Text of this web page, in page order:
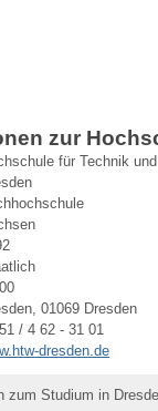
zur
für Technik
01069 Dresden
/ 4 62 - 31 01
dresden.de
zum Studium in